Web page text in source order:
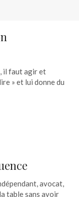
il faut agir et
» et lui donne du
avocat,
table sans avoir